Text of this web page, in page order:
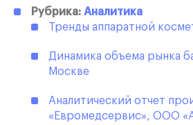
Рубрика: Аналитика
Тренды аппаратной
Динамика объема рынка
Москве
Аналитический отчет
«Евромедсервис», ООО